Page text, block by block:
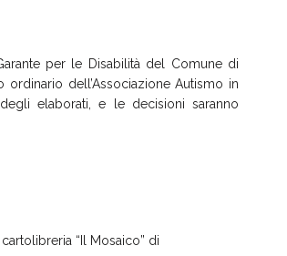
per le Disabilità del Comune di
dell’Associazione Autismo in
elaborati, e le decisioni saranno
“Il Mosaico” di